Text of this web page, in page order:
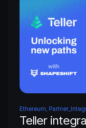
Ethereum,
Teller